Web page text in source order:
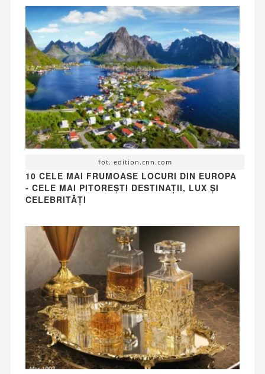
fot. edition.cnn.com
10 CELE MAI FRUMOASE LOCURI DIN EUROPA
- CELE MAI PITOREȘTI DESTINAȚII, LUX ȘI
CELEBRITĂȚI